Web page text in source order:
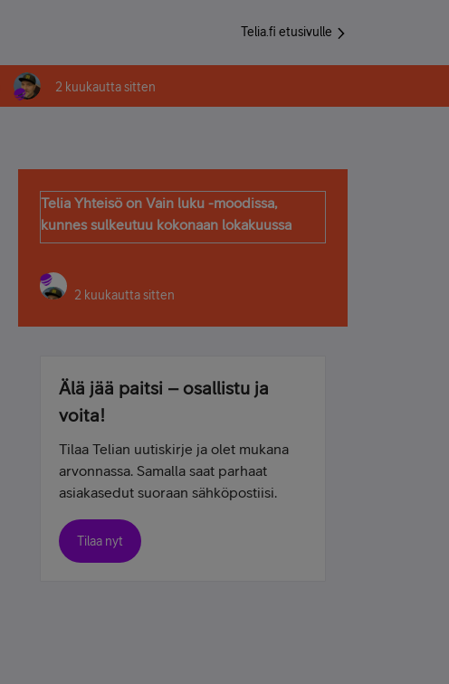
Telia.fi etusivulle
2 kuukautta sitten
Telia Yhteisö on Vain luku -moodissa,
kunnes sulkeutuu kokonaan lokakuussa
2 kuukautta sitten
Älä jää paitsi – osallistu ja
voita!
Tilaa Telian uutiskirje ja olet mukana
arvonnassa. Samalla saat parhaat
asiakasedut suoraan sähköpostiisi.
Tilaa nyt